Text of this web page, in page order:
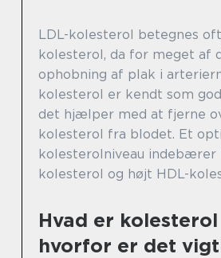
LDL-kolesterol betegnes
kolesterol, da for meget af
ophobning af plak i
kolesterol er kendt som
det hjælper med at fjerne
kolesterol fra blodet. Et
kolesterolniveau indebærer
kolesterol og højt HDL-
Hvad er
hvorfor er det